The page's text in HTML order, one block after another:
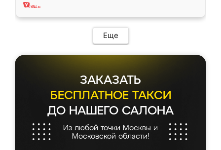
Еще
ЗАКАЗАТЬ
БЕСПЛАТНОЕ ТАКСИ
ДО НАШЕГО САЛОНА
Из любой точки Москвы и
Московской области!